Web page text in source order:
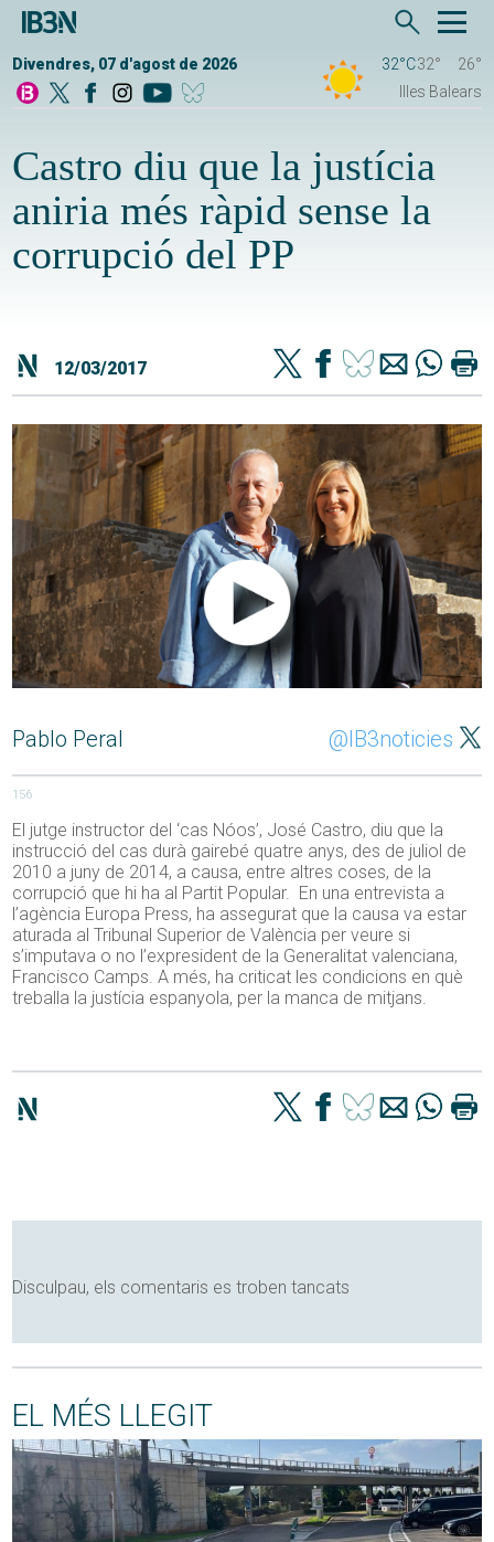
Divendres, 07 d'agost de 2026 32°C32°
26°
Illes Balears
Castro diu que la justícia
aniria més ràpid sense la
corrupció del PP
12/03/2017
Pablo Peral @IB3noticies
156
El jutge instructor del ‘cas Nóos’, José Castro, diu que la
instrucció del cas durà gairebé quatre anys, des de juliol de
2010 a juny de 2014, a causa, entre altres coses, de la
corrupció que hi ha al Partit Popular. En una entrevista a
l’agència Europa Press, ha assegurat que la causa va estar
aturada al Tribunal Superior de València per veure si
s’imputava o no l’expresident de la Generalitat valenciana,
Francisco Camps. A més, ha criticat les condicions en què
treballa la justícia espanyola, per la manca de mitjans.
Disculpau, els comentaris es troben tancats
EL MÉS LLEGIT